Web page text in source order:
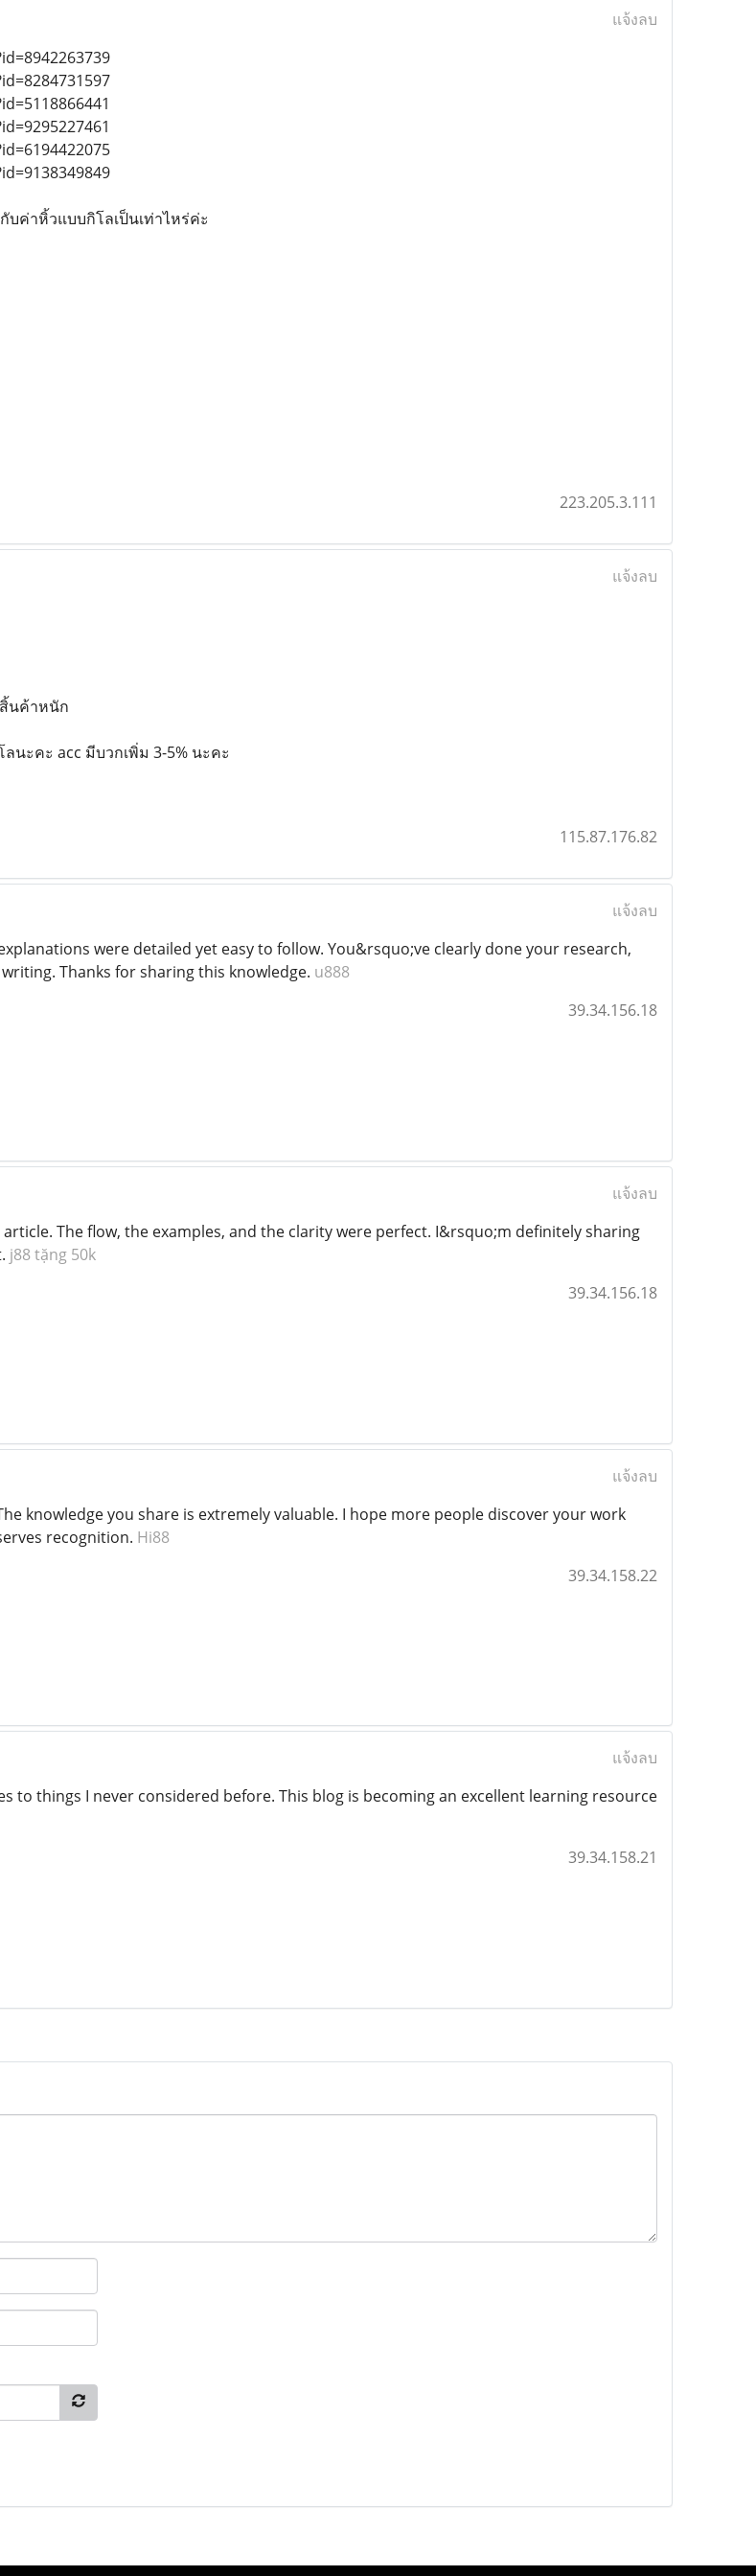
แจ้งลบ
ค่าหิ้วแบบกิโลเป็นเท่าไหร่ค่ะ
223.205.3.111
แจ้งลบ
สิ้นค้าหนัก
นะคะ acc มีบวกเพิ่ม 3-5% นะคะ
115.87.176.82
แจ้งลบ
were detailed yet easy to follow. You&rsquo;ve clearly done your research,
Thanks for sharing this knowledge. u888
39.34.156.18
แจ้งลบ
The flow, the examples, and the clarity were perfect. I&rsquo;m definitely sharing
j88 tặng 50k
39.34.156.18
แจ้งลบ
knowledge you share is extremely valuable. I hope more people discover your work
recognition. Hi88
39.34.158.22
แจ้งลบ
to things I never considered before. This blog is becoming an excellent learning resource
39.34.158.21